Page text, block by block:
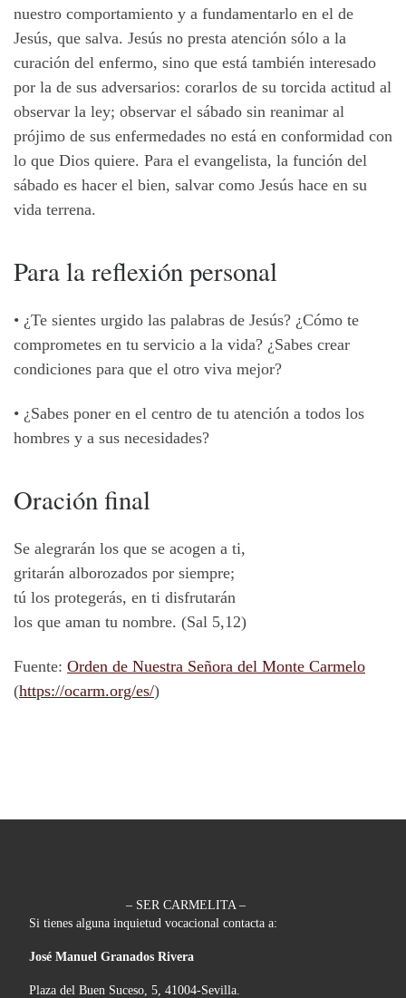
nuestro comportamiento y a fundamentarlo en el de
Jesús, que salva. Jesús no presta atención sólo a la
curación del enfermo, sino que está también interesado
por la de sus adversarios: corarlos de su torcida actitud al
observar la ley; observar el sábado sin reanimar al
prójimo de sus enfermedades no está en conformidad con
lo que Dios quiere. Para el evangelista, la función del
sábado es hacer el bien, salvar como Jesús hace en su
vida terrena.
Para la reflexión personal
• ¿Te sientes urgido las palabras de Jesús? ¿Cómo te
comprometes en tu servicio a la vida? ¿Sabes crear
condiciones para que el otro viva mejor?
• ¿Sabes poner en el centro de tu atención a todos los
hombres y a sus necesidades?
Oración final
Se alegrarán los que se acogen a ti,
gritarán alborozados por siempre;
tú los protegerás, en ti disfrutarán
los que aman tu nombre. (Sal 5,12)
Fuente: Orden de Nuestra Señora del Monte Carmelo
(https://ocarm.org/es/)
– SER CARMELITA –
Si tienes alguna inquietud vocacional contacta a:
José Manuel Granados Rivera
Plaza del Buen Suceso, 5, 41004-Sevilla.